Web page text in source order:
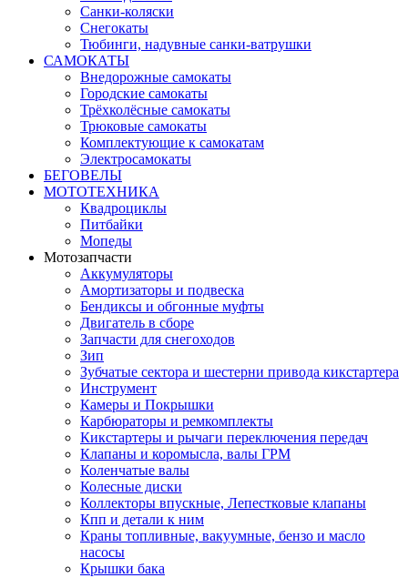
Санки-коляски
Снегокаты
Тюбинги, надувные санки-ватрушки
САМОКАТЫ
Внедорожные самокаты
Городские самокаты
Трёхколёсные самокаты
Трюковые самокаты
Комплектующие к самокатам
Электросамокаты
БЕГОВЕЛЫ
МОТОТЕХНИКА
Квадроциклы
Питбайки
Мопеды
Мотозапчасти
Аккумуляторы
Амортизаторы и подвеска
Бендиксы и обгонные муфты
Двигатель в сборе
Запчасти для снегоходов
Зип
Зубчатые сектора и шестерни привода кикстартера
Инструмент
Камеры и Покрышки
Карбюраторы и ремкомплекты
Кикстартеры и рычаги переключения передач
Клапаны и коромысла, валы ГРМ
Коленчатые валы
Колесные диски
Коллекторы впускные, Лепестковые клапаны
Кпп и детали к ним
Краны топливные, вакуумные, бензо и масло
насосы
Крышки бака